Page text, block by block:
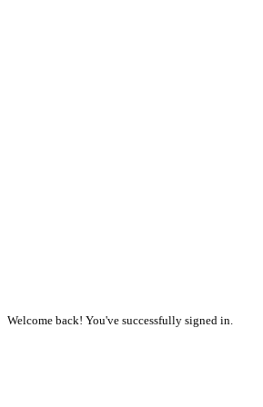
Welcome back! You've successfully signed in.